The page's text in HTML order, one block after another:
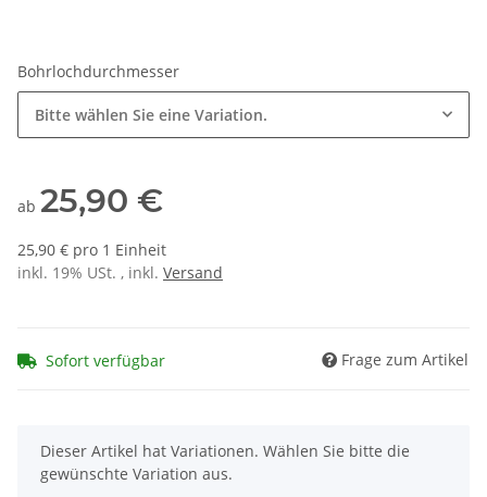
Bohrlochdurchmesser
Bitte wählen Sie eine Variation.
ab 25,90 €
25,90 € pro 1 Einheit
inkl. 19% USt. , inkl. Versand
Sofort verfügbar Frage zum Artikel
x
Dieser Artikel hat Variationen. Wählen Sie bitte die
gewünschte Variation aus.